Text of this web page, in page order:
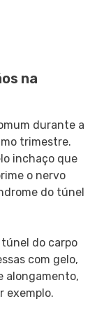
na
durante a
trimestre.
inchaço que
o nervo
do túnel
do carpo
com gelo,
alongamento,
exemplo.